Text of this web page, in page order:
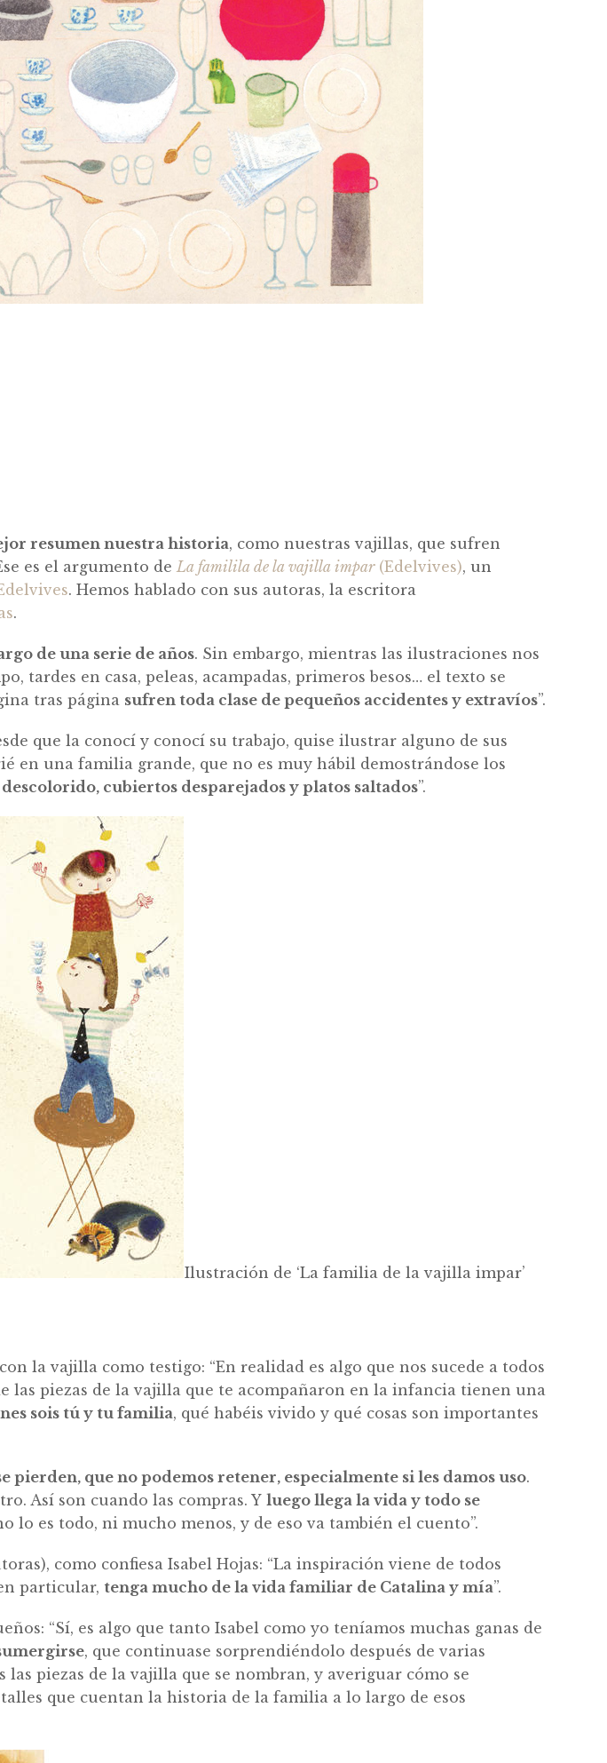
resumen nuestra historia, como nuestras vajillas, que sufren
es el argumento de La familila de la vajilla impar(Edelvives), un
. Hemos hablado con sus autoras, la escritora
.
de una serie de años. Sin embargo, mientras las ilustraciones nos
tardes en casa, peleas, acampadas, primeros besos… el texto se
tras página sufren toda clase de pequeños accidentes y extravíos”.
que la conocí y conocí su trabajo, quise ilustrar alguno de sus
en una familia grande, que no es muy hábil demostrándose los
cubiertos desparejados y platos saltados”.
Ilustración de ‘La familia de la vajilla impar’
la vajilla como testigo: “En realidad es algo que nos sucede a todos
las piezas de la vajilla que te acompañaron en la infancia tienen una
sois tú y tu familia, qué habéis vivido y qué cosas son importantes
pierden, que no podemos retener, especialmente si les damos uso.
Así son cuando las compras. Yluego llega la vida y todo se
lo es todo, ni mucho menos, y de eso va también el cuento”.
como confiesa Isabel Hojas: “La inspiración viene de todos
particular, tenga mucho de la vida familiar de Catalina y mía”.
“Sí, es algo que tanto Isabel como yo teníamos muchas ganas de
, que continuase sorprendiéndolo después de varias
piezas de la vajilla que se nombran, y averiguar cómo se
que cuentan la historia de la familia a lo largo de esos